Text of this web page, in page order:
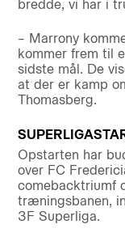
bredde, vi har i
– Marrony
kommer frem til
sidste mål. De
at der er kamp
Thomasberg.
Opstarten har
over FC
comebacktriumf
træningsbanen,
3F Superliga.